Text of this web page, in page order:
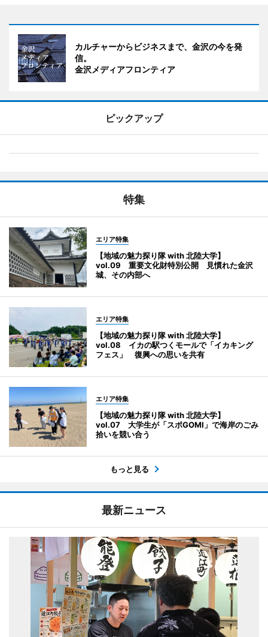
カルチャーからビジネスまで、金沢の今を発
信。
金沢メディアフロンティア
ピックアップ
特集
エリア特集
【地域の魅力探り隊 with 北陸大学】
vol.09 重要文化財特別公開 見慣れた金沢
城、その内部へ
エリア特集
【地域の魅力探り隊 with 北陸大学】
vol.08 イカの駅つくモールで「イカキング
フェス」 復興への思いを共有
エリア特集
【地域の魅力探り隊 with 北陸大学】
vol.07 大学生が「スポGOMI」で海岸のごみ
拾いを競い合う
もっと見る
最新ニュース